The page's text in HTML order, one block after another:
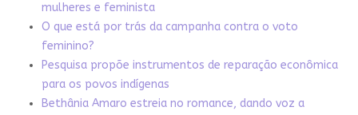
mulheres e feminista
O que está por trás da campanha contra o voto
feminino?
Pesquisa propõe instrumentos de reparação econômica
para os povos indígenas
Bethânia Amaro estreia no romance, dando voz a